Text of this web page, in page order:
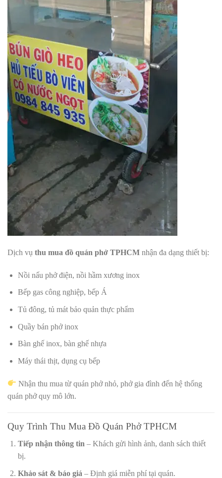
Dịch vụ thu mua đồ quán phở TPHCM nhận đa dạng thiết bị:
Nồi nấu phở điện, nồi hầm xương inox
Bếp gas công nghiệp, bếp Á
Tủ đông, tủ mát bảo quản thực phẩm
Quầy bán phở inox
Bàn ghế inox, bàn ghế nhựa
Máy thái thịt, dụng cụ bếp
Nhận thu mua từ quán phở nhỏ, phở gia đình đến hệ thống
quán phở quy mô lớn.
Quy Trình Thu Mua Đồ Quán Phở TPHCM
Tiếp nhận thông tin – Khách gửi hình ảnh, danh sách thiết
bị.
Khảo sát & báo giá – Định giá miễn phí tại quán.